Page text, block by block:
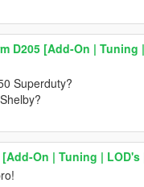
D205 [Add-On | Tuning
Superduty?
On | Tuning |